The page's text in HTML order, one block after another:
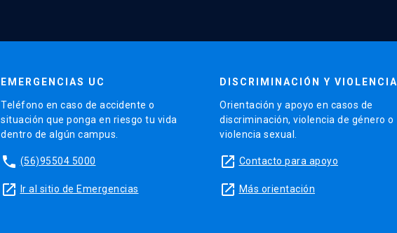
EMERGENCIAS UC
Teléfono en caso de accidente o
situación que ponga en riesgo tu vida
dentro de algún campus.
phone (56)95504 5000
launch Ir al sitio de Emergencias
DISCRIMINACIÓN Y VIOLENCIA
Orientación y apoyo en casos de
discriminación, violencia de género o
violencia sexual.
launch Contacto para apoyo
launch Más orientación